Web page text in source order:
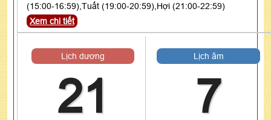
(15:00-16:59),Tuất (19:00-20:59),Hợi (21:00-22:59)
Xem chi tiết
Lịch dương
21
Lịch âm
7